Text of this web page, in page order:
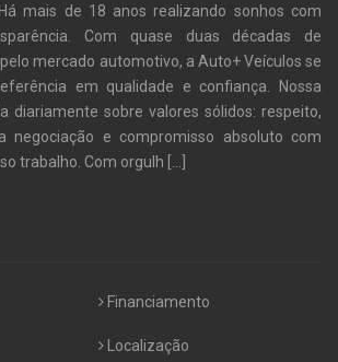
mais de 18 anos realizando sonhos com
Com quase duas décadas de
mercado automotivo, a Auto+ Veículos se
em qualidade e confiança. Nossa
diariamente sobre valores sólidos: respeito,
negociação e compromisso absoluto com
trabalho. Com orgulh [...]
Financiamento
Localização